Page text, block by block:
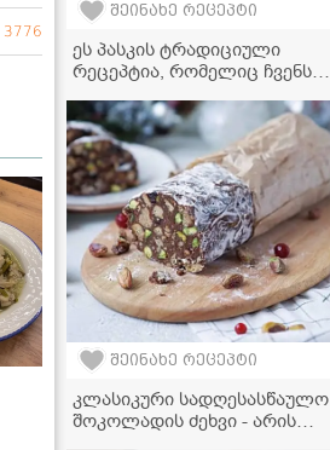
3776
შეინახე რეცეპტი
ეს პასკის ტრადიციული
რეცეპტია, რომელიც ჩვენს
გადაეცემა
შეინახე რეცეპტი
კლასიკური სადღესასწაულო
შოკოლადის ძეხვი - არის